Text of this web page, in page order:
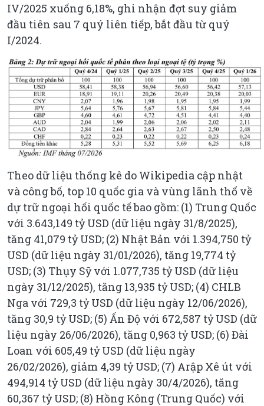
IV/2025 xuống 6,18%, ghi nhận đợt suy giảm
đầu tiên sau 7 quý liên tiếp, bắt đầu từ quý
I/2024.
Theo dữ liệu thống kê do Wikipedia cập nhật
và công bố, top 10 quốc gia và vùng lãnh thổ về
dự trữ ngoại hối quốc tế bao gồm: (1) Trung Quốc
với 3.643,149 tỷ USD (dữ liệu ngày 31/8/2025),
tăng 41,079 tỷ USD; (2) Nhật Bản với 1.394,750 tỷ
USD (dữ liệu ngày 31/01/2026), tăng 19,774 tỷ
USD; (3) Thụy Sỹ với 1.077,735 tỷ USD (dữ liệu
ngày 31/12/2025), tăng 13,935 tỷ USD; (4) CHLB
Nga với 729,3 tỷ USD (dữ liệu ngày 12/06/2026),
tăng 30,9 tỷ USD; (5) Ấn Độ với 672,587 tỷ USD (dữ
liệu ngày 26/06/2026), tăng 0,963 tỷ USD; (6) Đài
Loan với 605,49 tỷ USD (dữ liệu ngày
26/02/2026), giảm 4,39 tỷ USD; (7) Arập Xê út với
494,914 tỷ USD (dữ liệu ngày 30/4/2026), tăng
60,367 tỷ USD; (8) Hồng Kông (Trung Quốc) với